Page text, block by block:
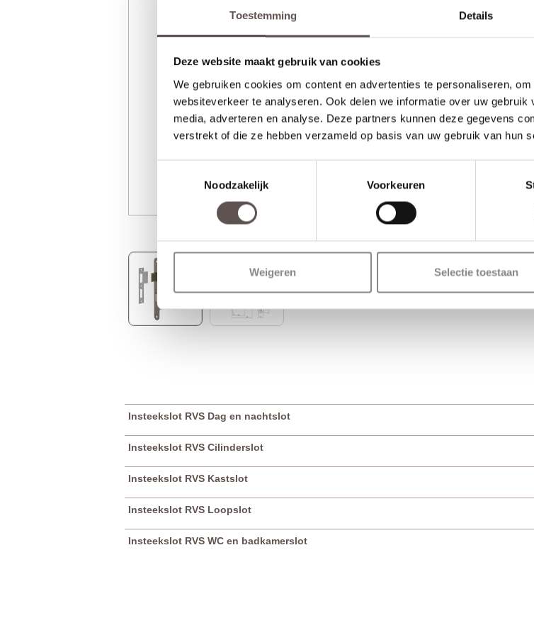
Toestemming Details
Deze website maakt gebruik van cookies
We gebruiken cookies om content en advertenties te personaliseren,
websiteverkeer te analyseren. Ook delen we informatie over uw
media, adverteren en analyse. Deze partners kunnen deze gegevens
verstrekt of die ze hebben verzameld op basis van uw gebruik van hun
Noodzakelijk
Voorkeuren
Weigeren Selectie toestaan
Insteekslot RVS Dag en nachtslot
Insteekslot RVS Cilinderslot
Insteekslot RVS Kastslot
Insteekslot RVS Loopslot
Insteekslot RVS WC en badkamerslot